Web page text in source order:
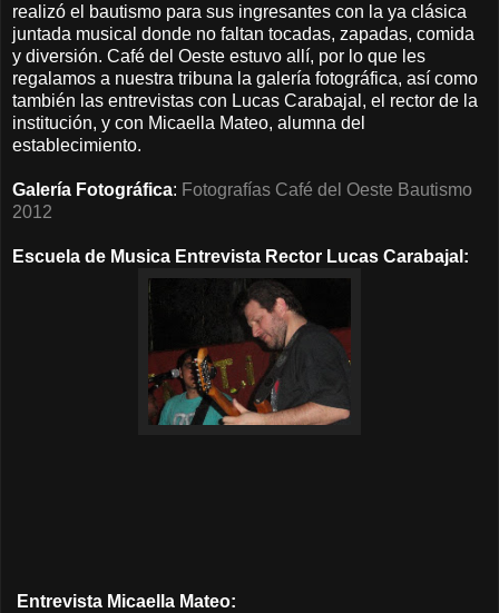
realizó el bautismo para sus ingresantes con la ya clásica
juntada musical donde no faltan tocadas, zapadas, comida
y diversión. Café del Oeste estuvo allí, por lo que les
regalamos a nuestra tribuna la galería fotográfica, así como
también las entrevistas con Lucas Carabajal, el rector de la
institución, y con Micaella Mateo, alumna del
establecimiento.
Galería Fotográfica: Fotografías Café del Oeste Bautismo
2012
Escuela de Musica Entrevista Rector Lucas Carabajal:
Entrevista Micaella Mateo: